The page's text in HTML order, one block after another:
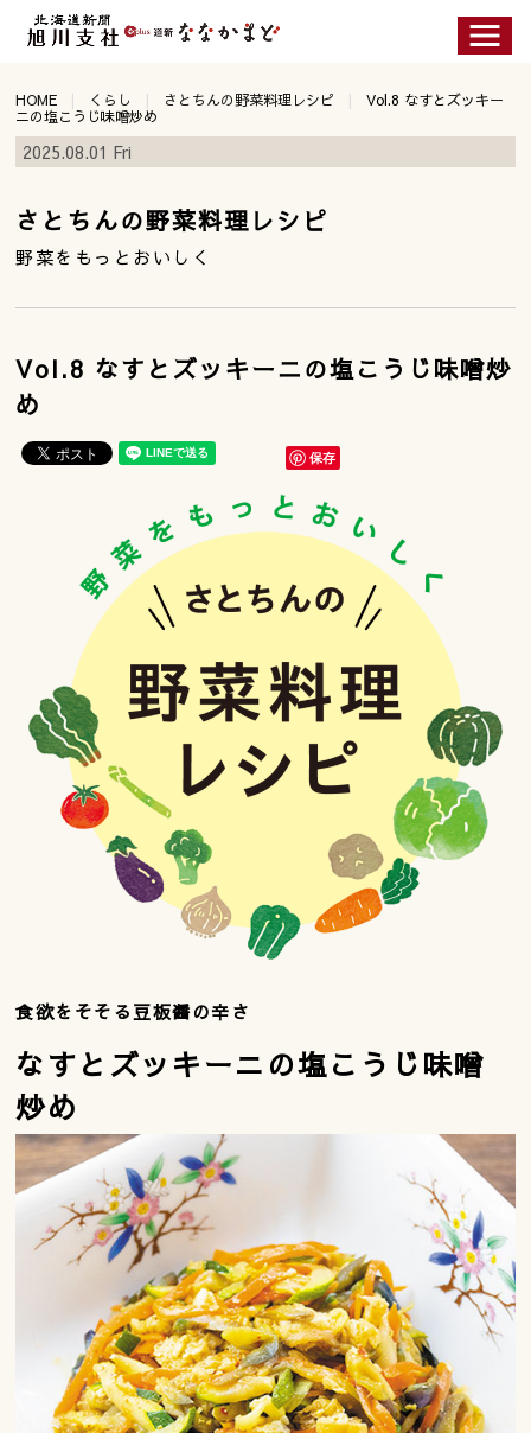
HOME くらし さとちんの野菜料理レシピ
Vol.8 なすとズッキー
ニの塩こうじ味噌炒め
2025.08.01 Fri
さとちんの野菜料理レシピ
野菜をもっとおいしく
Vol.8 なすとズッキーニの塩こうじ味噌炒
め
保存
食欲をそそる豆板醤の辛さ
なすとズッキーニの塩こうじ味噌
炒め